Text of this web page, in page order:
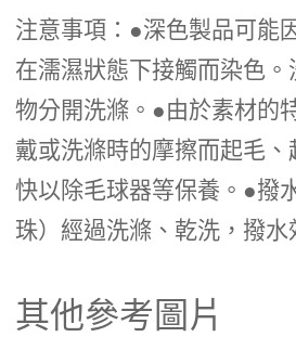
注意事項：●深色製品可能
在濡濕狀態下接觸而染色
物分開洗滌。●由於素材的
戴或洗滌時的摩擦而起毛
快以除毛球器等保養。●撥
珠）經過洗滌、乾洗，撥水
其他參考圖片